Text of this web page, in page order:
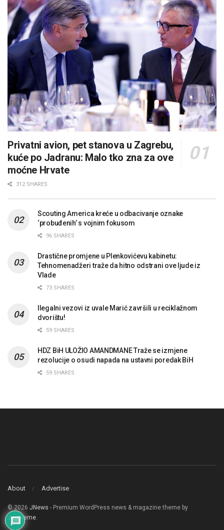
Privatni avion, pet stanova u Zagrebu,
kuće po Jadranu: Malo tko zna za ove
moćne Hrvate
312 SHARES
Scouting America kreće u odbacivanje oznake
‘probuđenih’ s vojnim fokusom
96 SHARES
Drastične promjene u Plenkovićevu kabinetu:
Tehnomenadžeri traže da hitno odstrani ove ljude iz
Vlade
73 SHARES
Ilegalni vezovi iz uvale Marić završili u reciklažnom
dvorištu!
59 SHARES
HDZ BiH ULOŽIO AMANDMANE Traže se izmjene
rezolucije o osudi napada na ustavni poredak BiH
59 SHARES
About Advertise
© 2026 JNews - Premium WordPress news & magazine theme by
Jegtheme.